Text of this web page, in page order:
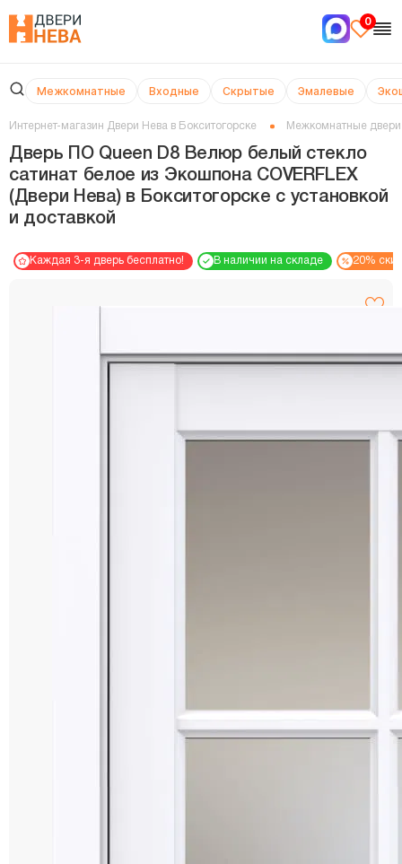
0
Межкомнатные Входные Скрытые Эмалевые
Интернет-магазин Двери Нева в Бокситогорске Межкомнатные двери
Дверь ПО Queen D8 Велюр белый стекло
сатинат белое из Экошпона COVERFLEX
(Двери Нева) в Бокситогорске с установкой
и доставкой
Каждая 3-я дверь бесплатно! В наличии на складе 20%